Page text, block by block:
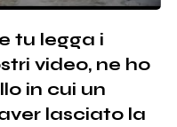
tu legga i
video, ne ho
in cui un
lasciato la